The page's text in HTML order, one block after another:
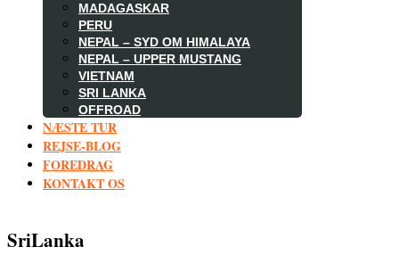
MADAGASKAR
PERU
NEPAL – SYD OM HIMALAYA
NEPAL – UPPER MUSTANG
VIETNAM
SRI LANKA
OFFROAD
NÆSTE TUR
REJSE-BLOG
FOREDRAG
KONTAKT OS
SriLanka